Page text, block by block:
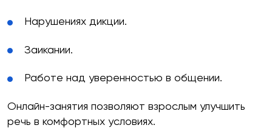
Нарушениях дикции.
Заикании.
Работе над уверенностью в общении.
Онлайн-занятия позволяют взрослым улучшить
речь в комфортных условиях.